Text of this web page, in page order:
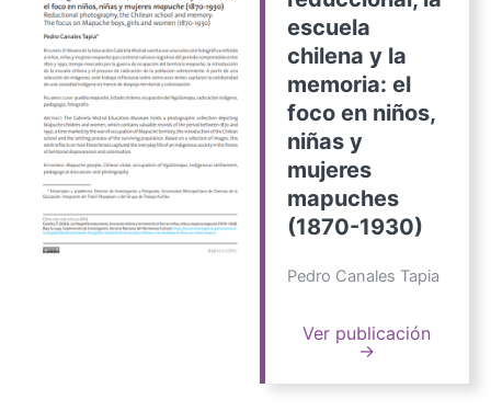
escuela
chilena y la
memoria: el
foco en niños,
niñas y
mujeres
mapuches
(1870-1930)
Pedro Canales Tapia
Ver publicación
→